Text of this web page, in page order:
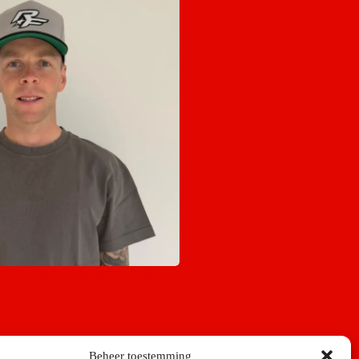
Beheer toestemming